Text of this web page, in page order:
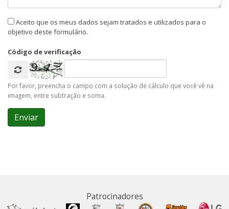
Aceito que os meus dados sejam tratados e utilizados para o
objetivo deste formulário.
Código de verificação
Por favor, preencha o campo com a solução de cálculo que você vê na
imagem, entre subtração e soma.
Patrocinadores